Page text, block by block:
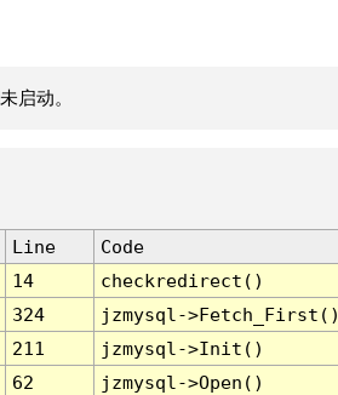
启动。
Line
Code
14
checkredirect()
324
jzmysql-
211
jzmysql->Init()
62
jzmysql->Open()